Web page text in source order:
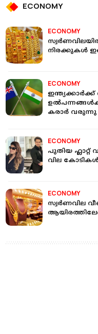
ECONOMY
ECONOMY
സ്വര്‍ണവിലയില്‍
നിരക്കുകള്‍
ECONOMY
കരാര്‍ വരുന്നു
ECONOMY
പുതിയ ഫ്ലാറ്റ്
വില കോടികള്‍;
ECONOMY
സ്വര്‍ണവില